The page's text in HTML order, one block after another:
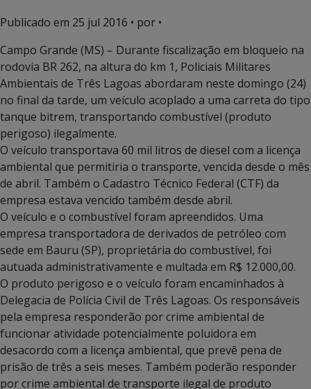
Publicado em 25 jul 2016 • por •
Campo Grande (MS) – Durante fiscalização em bloqueio na
rodovia BR 262, na altura do km 1, Policiais Militares
Ambientais de Três Lagoas abordaram neste domingo (24)
no final da tarde, um veículo acoplado a uma carreta do tipo
tanque bitrem, transportando combustível (produto
perigoso) ilegalmente.
O veículo transportava 60 mil litros de diesel com a licença
ambiental que permitiria o transporte, vencida desde o mês
de abril. Também o Cadastro Técnico Federal (CTF) da
empresa estava vencido também desde abril.
O veículo e o combustível foram apreendidos. Uma
empresa transportadora de derivados de petróleo com
sede em Bauru (SP), proprietária do combustível, foi
autuada administrativamente e multada em R$ 12.000,00.
O produto perigoso e o veículo foram encaminhados à
Delegacia de Polícia Civil de Três Lagoas. Os responsáveis
pela empresa responderão por crime ambiental de
funcionar atividade potencialmente poluidora em
desacordo com a licença ambiental, que prevê pena de
prisão de três a seis meses. Também poderão responder
por crime ambiental de transporte ilegal de produto